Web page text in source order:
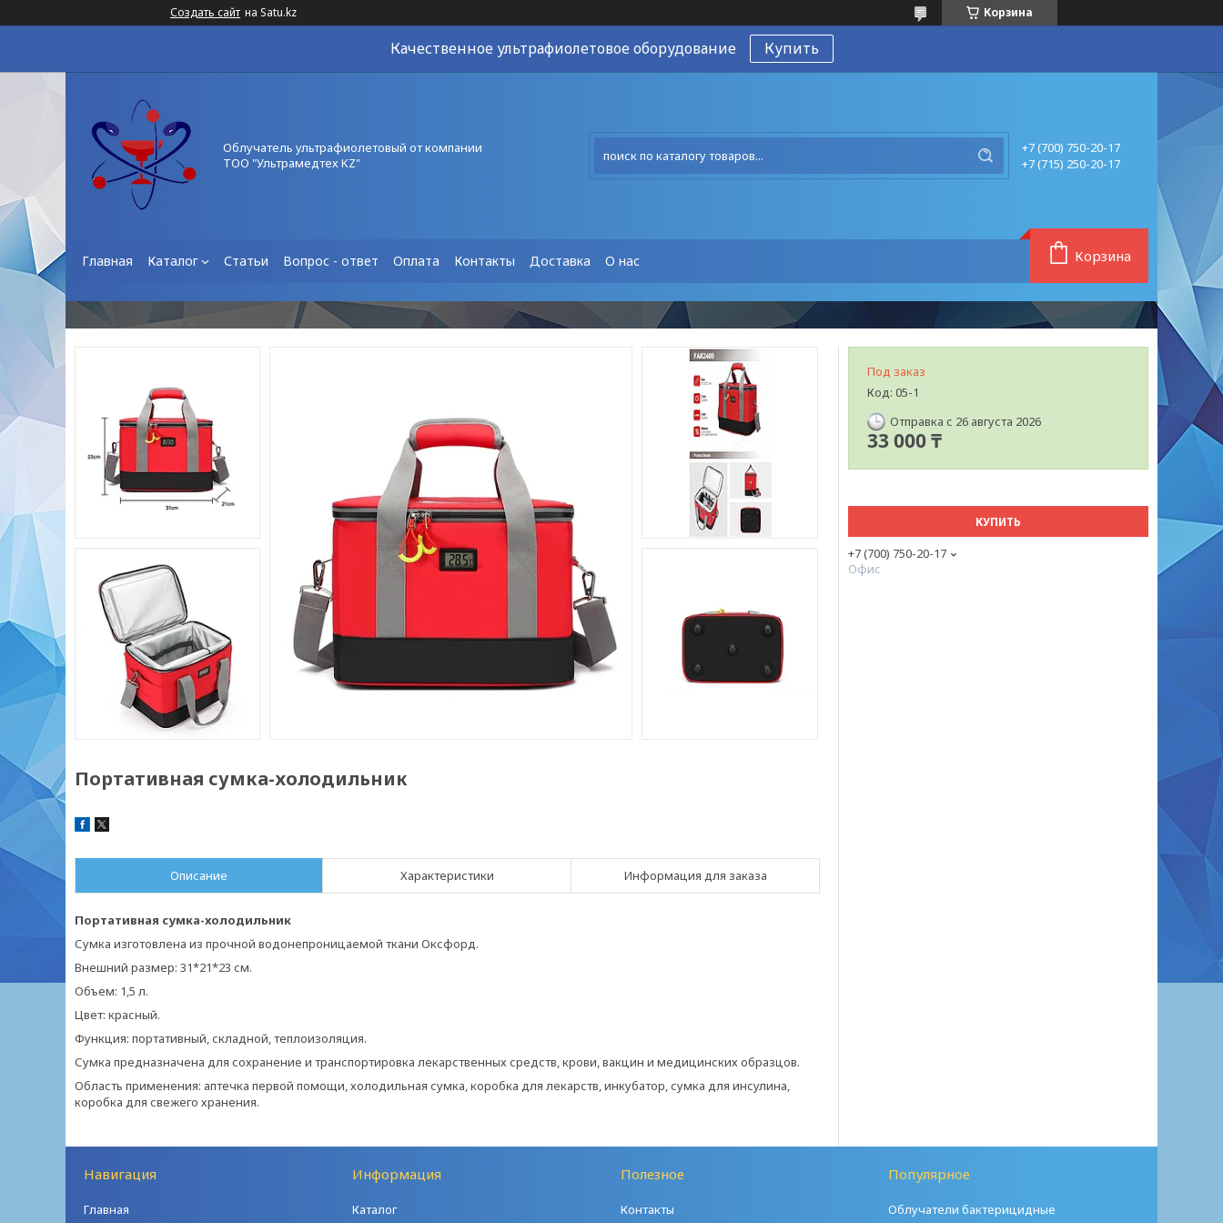
Создать сайт на Satu.kz Корзина
Качественное ультрафиолетовое оборудование Купить
Облучатель ультрафиолетовый от компании
ТОО "Ультрамедтех KZ"
+7 (700) 750-20-17
+7 (715) 250-20-17
Главная Каталог Статьи Вопрос - ответ Оплата Контакты Доставка О нас Корзина
Портативная сумка-холодильник
Описание Характеристики Информация для заказа
Портативная сумка-холодильник
Сумка изготовлена из прочной водонепроницаемой ткани Оксфорд.
Внешний размер: 31*21*23 см.
Объем: 1,5 л.
Цвет: красный.
Функция: портативный, складной, теплоизоляция.
Сумка предназначена для сохранение и транспортировка лекарственных средств, крови, вакцин и медицинских образцов.
Область применения: аптечка первой помощи, холодильная сумка, коробка для лекарств, инкубатор, сумка для инсулина,
коробка для свежего хранения.
Под заказ
Код: 05-1
Отправка с 26 августа 2026
33 000 ₸
КУПИТЬ
+7 (700) 750-20-17
Офис
Навигация
Главная
Информация
Каталог
Полезное
Контакты
Популярное
Облучатели бактерицидные